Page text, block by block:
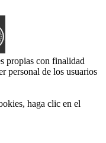
propias con finalidad
personal de los usuarios
haga clic en el